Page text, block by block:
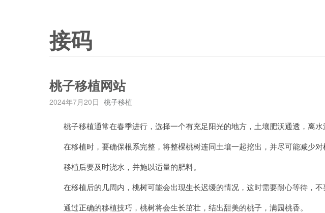
接码
桃子移植网站
2024年7月20日 桃子移植
桃子移植通常在春季进行，选择一个有充足阳光的地方，土壤肥沃通透，离水
在移植时，要确保根系完整，将整棵桃树连同土壤一起挖出，并尽可能减少对
移植后要及时浇水，并施以适量的肥料。
在移植后的几周内，桃树可能会出现生长迟缓的情况，这时需要耐心等待，不
通过正确的移植技巧，桃树将会生长茁壮，结出甜美的桃子，满园桃香。